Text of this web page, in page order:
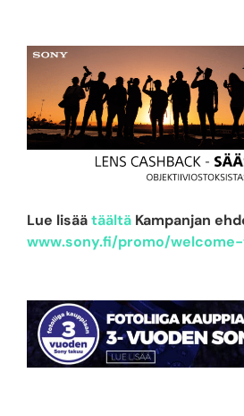
Lue lisäätäältä Kampanjan
www.sony.fi/promo/